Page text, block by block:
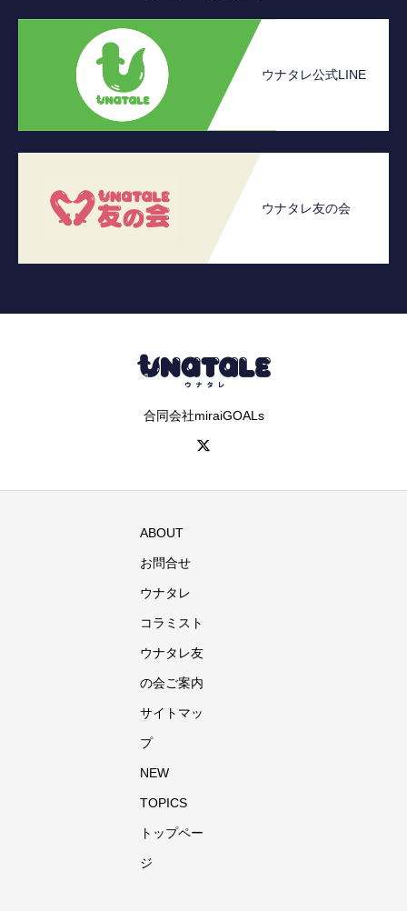
ウナタレ公式LINE
ウナタレ友の会
合同会社miraiGOALs
ABOUT
お問合せ
ウナタレ
コラミスト
ウナタレ友
の会ご案内
サイトマッ
プ
NEW
TOPICS
トップペー
ジ